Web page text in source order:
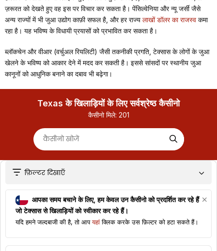
ज़रूरत को देखते हुए वह इस पर विचार कर सकता है। पेंसिल्वेनिया और न्यू जर्सी जैसे
अन्य राज्यों में भी जुआ उद्योग काफ़ी सफल है, और हर राज्य लाखों डॉलर का राजस्व कमा
रहा है। यह भविष्य के विधायी प्रयासों को प्रभावित कर सकता है।
ब्लॉकचेन और वीआर (वर्चुअल रियलिटी) जैसी तकनीकी प्रगति, टेक्सास के लोगों के जुआ
खेलने के भविष्य को आकार देने में मदद कर सकती है। इससे सांसदों पर स्थानीय जुआ
कानूनों को आधुनिक बनाने का दबाव भी बढ़ेगा।
Texas के खिलाड़ियों के लिए सर्वश्रेष्ठ कैसीनो
कैसीनो मिले: 201
फ़िल्टर दिखाएँ
आपका समय बचाने के लिए, हम केवल उन कैसीनो को प्रदर्शित कर रहे हैं
जोटेक्साससे खिलाड़ियों को स्वीकार कर रहे हैं।
यदि हमने जल्दबाजी की है, तो आपयहांक्लिक करके उस फ़िल्टर को हटा सकते हैं।